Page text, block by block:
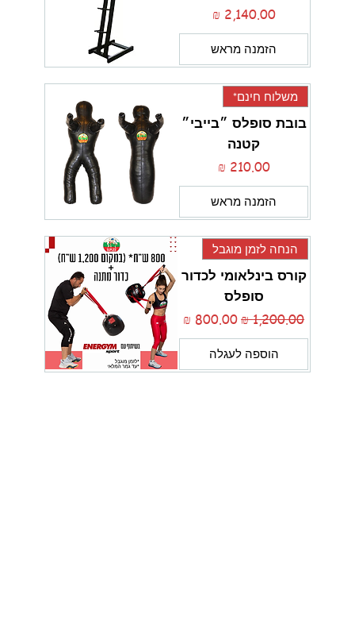
מחיר‏2,140.00 ‏₪
הזמנה מראש
משלוח חינם*
בובת סופלס ״בייבי״
קטנה
מחיר‏210.00 ‏₪
הזמנה מראש
הנחה לזמן מוגבל
קורס בינלאומי לכדור
סופלס
מחיר רגיל מחיר מבצע
הוספה לעגלה